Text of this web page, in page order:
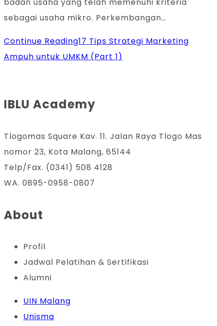
sebagai usaha mikro. Perkembangan…
Continue Reading17 Tips Strategi Marketing
Ampuh untuk UMKM (Part 1)
IBLU Academy
Tlogomas Square Kav. 11. Jalan Raya Tlogo Mas
nomor 23, Kota Malang, 65144
Telp/Fax. (0341) 508 4128
WA. 0895-0958-0807
About
Profil
Jadwal Pelatihan & Sertifikasi
Alumni
UIN Malang
Unisma